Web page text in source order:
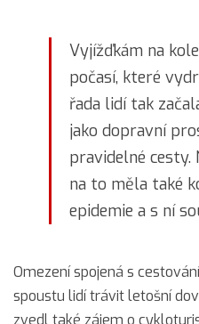
Vyjížďkám na
počasí, které
řada lidí tak
jako dopravní
pravidelné
na to měla také
epidemie a s ní
Omezení spojená s
spoustu lidí trávit letošní
zvedl také zájem o